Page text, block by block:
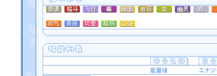
能量球
エナ